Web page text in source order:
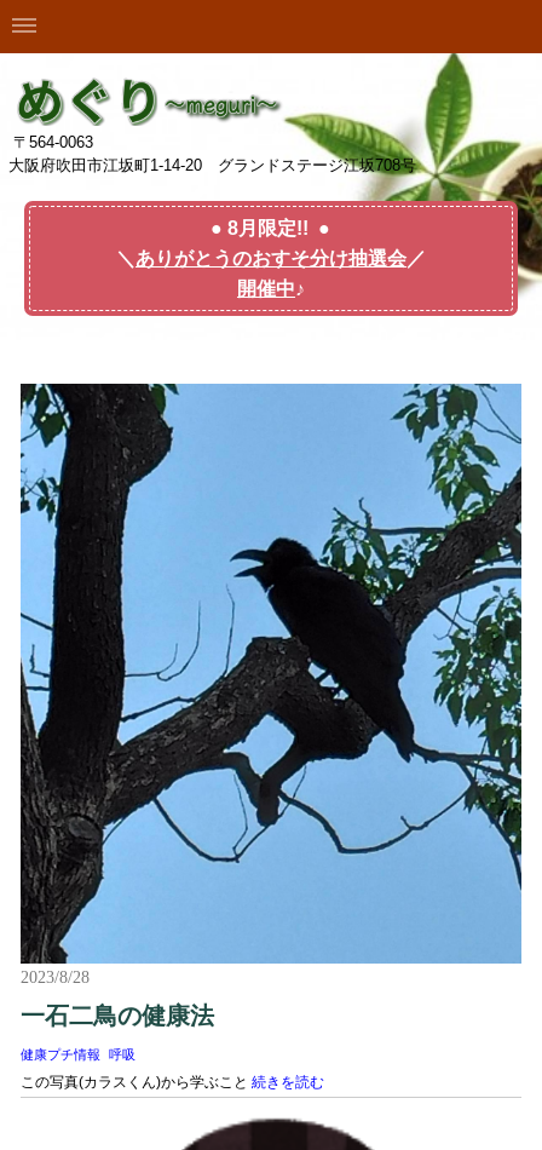
〒564-0063
大阪府吹田市江坂町1-14-20 グランドステージ江坂708号
● 8月限定!! ●
＼ ありがとうのおすそ分け抽選会／
開催中♪
2023/8/28
一石二鳥の健康法
健康プチ情報 呼吸
この写真(カラスくん)から学ぶこと 続きを読む